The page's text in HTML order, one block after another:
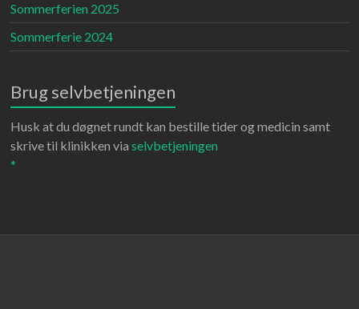
Sommerferien 2025
Sommerferie 2024
Brug selvbetjeningen
Husk at du døgnet rundt kan bestille tider og medicin samt
skrive til klinikken viaselvbetjeningen
*